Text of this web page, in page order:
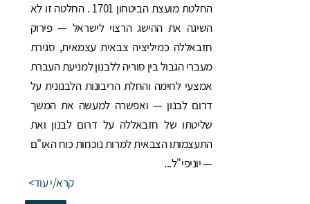
החלטת מועצת הביטחון 1701 . החלטה זו לא
השיגה את ההישג הרצוי לישראל — פירוק
חזבאללה כמיליציה צבאית עצמאית, סגירת
מעברי הגבול בין סוריה ללבנון למניעת העברת
אמצעי לחימה והחלת הריבונות הלבנונית על
דרום לבנון — ואפשרה למעשה את המשך
שליטתו של חזבאללה על דרום לבנון ואת
התעצמותו הצבאית למרות נוכחות כוח האו"ם
— יוניפי"ל...
קרא/י עוד